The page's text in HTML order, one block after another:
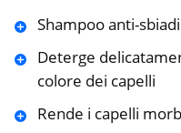
Shampoo anti-
Deterge
colore dei capelli
Rende i capelli